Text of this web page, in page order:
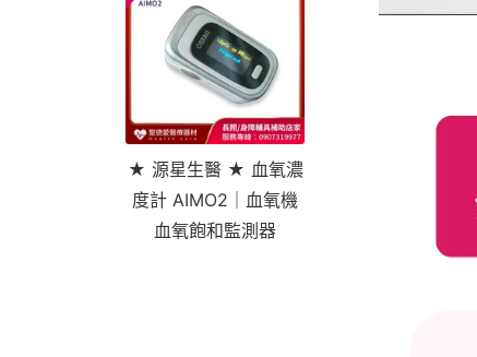
★ 源星生醫 ★ 血氧濃
度計 AIMO2｜血氧機
血氧飽和監測器